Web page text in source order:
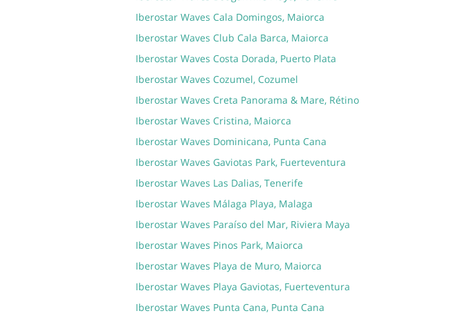
Iberostar Waves Cala Domingos, Maiorca
Iberostar Waves Club Cala Barca, Maiorca
Iberostar Waves Costa Dorada, Puerto Plata
Iberostar Waves Cozumel, Cozumel
Iberostar Waves Creta Panorama & Mare, Rétino
Iberostar Waves Cristina, Maiorca
Iberostar Waves Dominicana, Punta Cana
Iberostar Waves Gaviotas Park, Fuerteventura
Iberostar Waves Las Dalias, Tenerife
Iberostar Waves Málaga Playa, Malaga
Iberostar Waves Paraíso del Mar, Riviera Maya
Iberostar Waves Pinos Park, Maiorca
Iberostar Waves Playa de Muro, Maiorca
Iberostar Waves Playa Gaviotas, Fuerteventura
Iberostar Waves Punta Cana, Punta Cana